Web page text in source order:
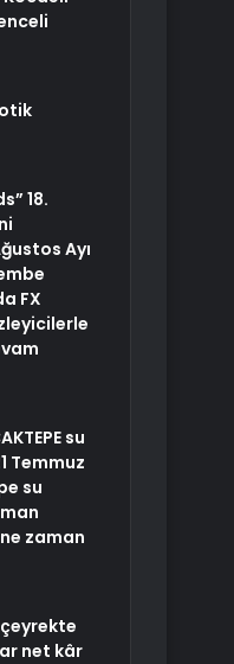
18.
Ayı
FX
su
Temmuz
su
zaman
çeyrekte
net kâr